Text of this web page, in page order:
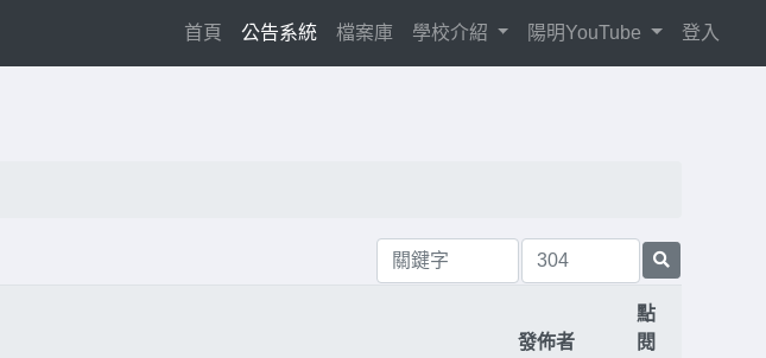
首頁(current)
公告系統 檔案庫 學校介紹 陽明YouTube 登入
發佈者
點
閱